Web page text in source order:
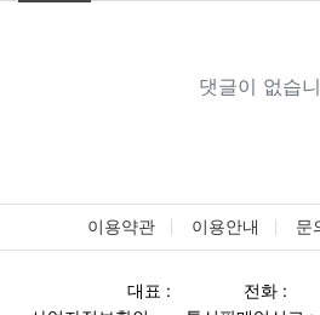
댓글이 없습
이용약관 이용안내 문
대표 : 전화 :